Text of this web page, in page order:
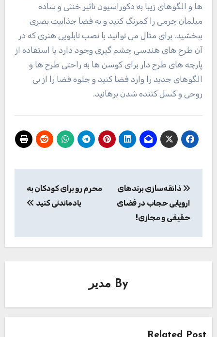
ها و الگوهای زیبا به دکوراسیون تاثیر خنثی و ساده
مبلمان چرمی را کمرنگ کنید و به فضا جذابیت بصری
ببخشید. برای مثال می توانید با نصب تابلویی هنری که در
آن طرح های هندسی چشم گیری وجود دارد یا استفاده از
پارچه های طرح دار برای کوسن ها به راحتی طرح ها و
الگوهای جدید را وارد فضا کنید و جلوه فضا را از بی
روحی و کسل کننده شدن برهانید.
نوشته
ذائقه‌سازی برندهای
اروپایی حجاب در فضای
حقیقی و مجازی!
محرم رو برای کودکان به
یادماندنی کنید
By مدیر